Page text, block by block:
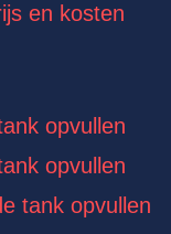
en kosten
opvullen
opvullen
tank opvullen